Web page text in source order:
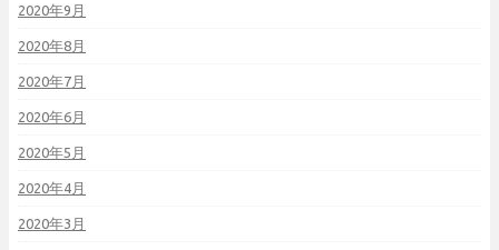
2020年9月
2020年8月
2020年7月
2020年6月
2020年5月
2020年4月
2020年3月